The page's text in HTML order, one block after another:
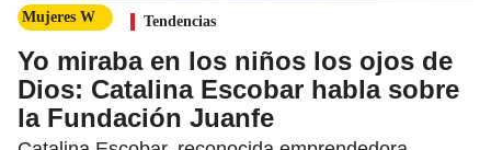
Mujeres W Tendencias
Yo miraba en los niños los ojos de
Dios: Catalina Escobar habla sobre
la Fundación Juanfe